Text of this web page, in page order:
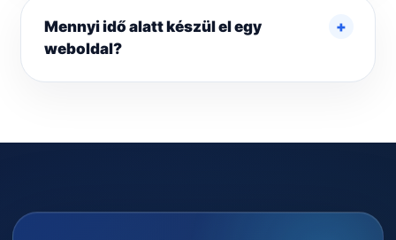
Mennyi idő alatt készül el egy
weboldal?